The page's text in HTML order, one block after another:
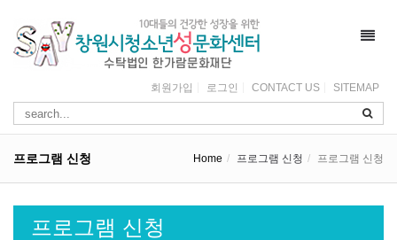
회원가입 로그인 CONTACT US SITEMAP
프로그램 신청 Home 프로그램 신청 프로그램 신청
프로그램 신청